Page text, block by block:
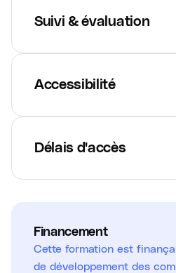
Suivi & évaluation
Accessibilité
Délais d'accès
Financement
Cette formation est
de développement des